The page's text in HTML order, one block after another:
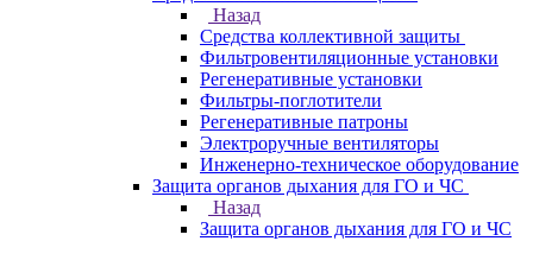
Назад
Средства коллективной защиты
Фильтровентиляционные установки
Регенеративные установки
Фильтры-поглотители
Регенеративные патроны
Электроручные вентиляторы
Инженерно-техническое оборудование
Защита органов дыхания для ГО и ЧС
Назад
Защита органов дыхания для ГО и ЧС